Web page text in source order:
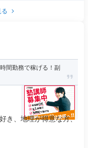
る
間勤務で稼げる！副
き、地理が得意な方、